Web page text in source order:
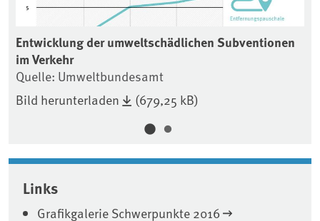
Entwicklung der umweltschädlichen Subventionen
im Verkehr
Quelle: Umweltbundesamt
Bild herunterladen
(679,25 kB)
Links
Grafikgalerie Schwerpunkte 2016